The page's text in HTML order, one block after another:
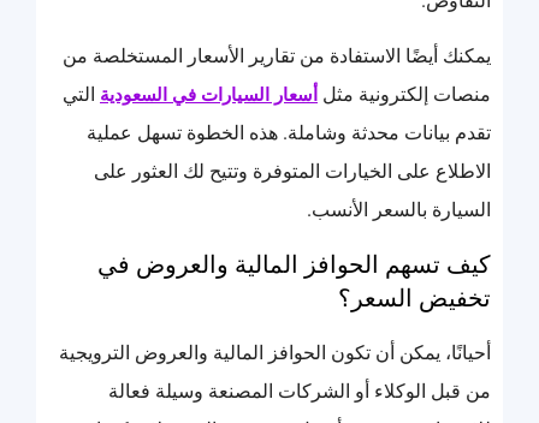
يمكنك أيضًا الاستفادة من تقارير الأسعار المستخلصة من
منصات إلكترونية مثل أسعار السيارات في السعودية التي
تقدم بيانات محدثة وشاملة. هذه الخطوة تسهل عملية
الاطلاع على الخيارات المتوفرة وتتيح لك العثور على
السيارة بالسعر الأنسب.
كيف تسهم الحوافز المالية والعروض في
تخفيض السعر؟
أحيانًا، يمكن أن تكون الحوافز المالية والعروض الترويجية
من قبل الوكلاء أو الشركات المصنعة وسيلة فعالة